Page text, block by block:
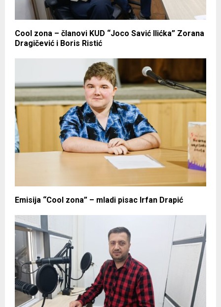
Cool zona – članovi KUD “Joco Savić Ilićka” Zorana
Dragičević i Boris Ristić
Emisija “Cool zona” – mladi pisac Irfan Drapić